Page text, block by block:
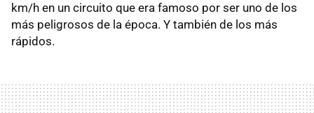
km/h en un circuito que era famoso por ser uno de los
más peligrosos de la época. Y también de los más
rápidos.